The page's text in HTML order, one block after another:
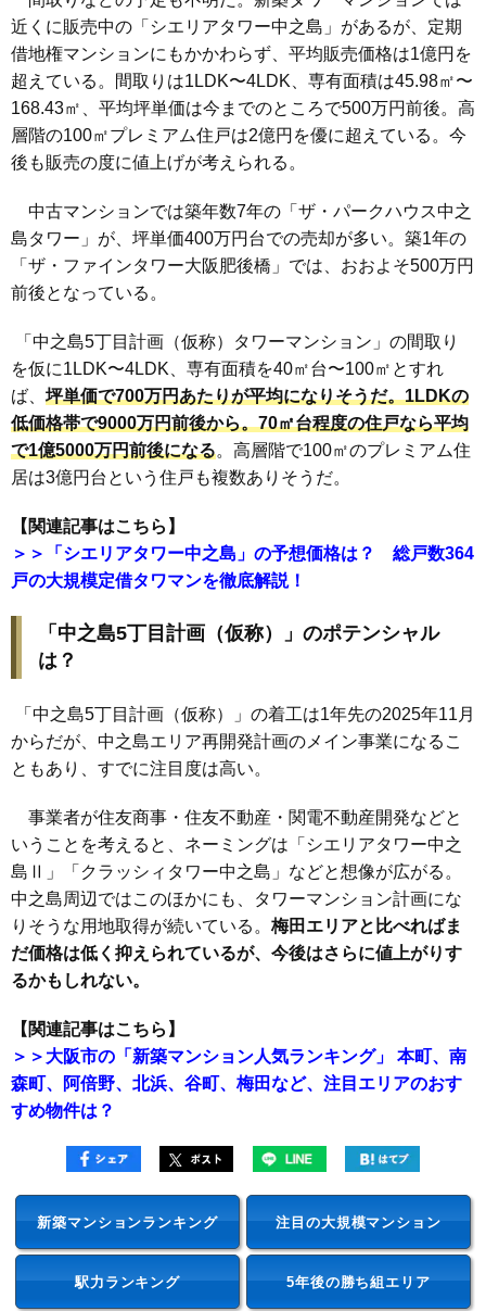
近くに販売中の「シエリアタワー中之島」があるが、定期
借地権マンションにもかかわらず、平均販売価格は1億円を
超えている。間取りは1LDK〜4LDK、専有面積は45.98㎡〜
168.43㎡、平均坪単価は今までのところで500万円前後。高
層階の100㎡プレミアム住戸は2億円を優に超えている。今
後も販売の度に値上げが考えられる。
中古マンションでは築年数7年の「ザ・パークハウス中之
島タワー」が、坪単価400万円台での売却が多い。築1年の
「ザ・ファインタワー大阪肥後橋」では、おおよそ500万円
前後となっている。
「中之島5丁目計画（仮称）タワーマンション」の間取り
を仮に1LDK〜4LDK、専有面積を40㎡台〜100㎡とすれ
ば、 坪単価で700万円あたりが平均になりそうだ。1LDKの
低価格帯で9000万円前後から。70㎡台程度の住戸なら平均
で1億5000万円前後になる。高層階で100㎡のプレミアム住
居は3億円台という住戸も複数ありそうだ。
【関連記事はこちら】
＞＞「シエリアタワー中之島」の予想価格は？ 総戸数364
戸の大規模定借タワマンを徹底解説！
「中之島5丁目計画（仮称）」のポテンシャル
は？
「中之島5丁目計画（仮称）」の着工は1年先の2025年11月
からだが、中之島エリア再開発計画のメイン事業になるこ
ともあり、すでに注目度は高い。
事業者が住友商事・住友不動産・関電不動産開発などと
いうことを考えると、ネーミングは「シエリアタワー中之
島Ⅱ」「クラッシィタワー中之島」などと想像が広がる。
中之島周辺ではこのほかにも、タワーマンション計画にな
りそうな用地取得が続いている。 梅田エリアと比べればま
だ価格は低く抑えられているが、今後はさらに値上がりす
るかもしれない。
【関連記事はこちら】
＞＞大阪市の「新築マンション人気ランキング」 本町、南
森町、阿倍野、北浜、谷町、梅田など、注目エリアのおす
すめ物件は？
新築マンションランキング 注目の大規模マンション
駅力ランキング 5年後の勝ち組エリア